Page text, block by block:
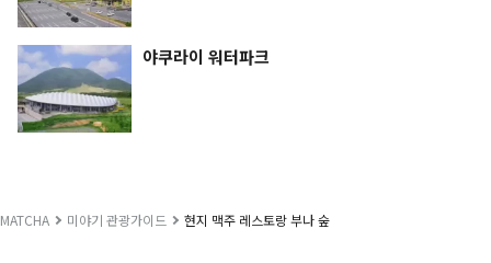
야쿠라이 워터파크
MATCHA 미야기 관광가이드 현지 맥주 레스토랑 부나 숲